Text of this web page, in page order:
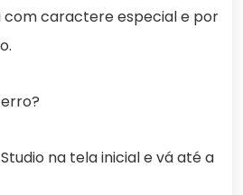
com caractere especial e por
na tela inicial e vá até a